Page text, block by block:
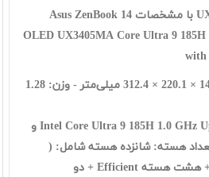
لپ تاپ ایسوس UX3405 MA با مشخصات Asus ZenBook 14
OLED UX3405MA Core Ultra 9
with
ابعاد : 14.9 × 220.1 × 312.4 میلی‌متر - وزن: 1.28
Intel Core Ultra 9 185H 1.0 GHz Up to 5.1GHz و
- تعداد هسته: شانزده هسته شامل: (
شش هسته Performance + هشت هسته Efficient + دو